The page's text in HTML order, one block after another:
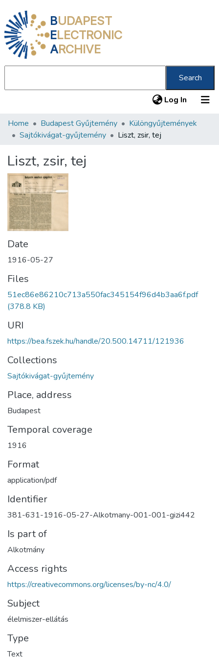
BUDAPEST
ELECTRONIC
ARCHIVE
Search
Log In (current)
Communities & Collections
Statistics
About us
Home Budapest Gyűjtemény
Különgyűjtemények
Sajtókivágat-gyűjtemény
Liszt, zsir, tej
Liszt, zsir, tej
Date
1916-05-27
Files
51ec86e86210c713a550fac345154f96d4b3aa6f.pdf
(378.8 KB)
URI
https://bea.fszek.hu/handle/20.500.14711/121936
Collections
Sajtókivágat-gyűjtemény
Place, address
Budapest
Temporal coverage
1916
Format
application/pdf
Identifier
381-631-1916-05-27-Alkotmany-001-001-gizi442
Is part of
Alkotmány
Access rights
https://creativecommons.org/licenses/by-nc/4.0/
Subject
élelmiszer-ellátás
Type
Text